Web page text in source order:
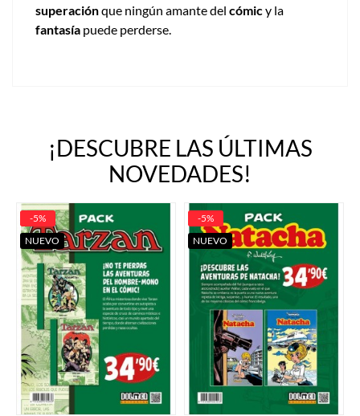
superaciónque ningún amante del cómicy la
fantasía puede perderse.
¡DESCUBRE LAS ÚLTIMAS
NOVEDADES!
-5%
NUEVO
-5%
NUEVO